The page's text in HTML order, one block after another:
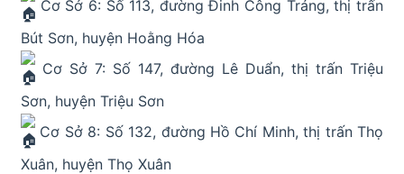
Cơ Sở 6: Số 113, đường Đinh Công Tráng, thị trấn
Bút Sơn, huyện Hoằng Hóa
Cơ Sở 7: Số 147, đường Lê Duẩn, thị trấn Triệu
Sơn, huyện Triệu Sơn
Cơ Sở 8: Số 132, đường Hồ Chí Minh, thị trấn Thọ
Xuân, huyện Thọ Xuân